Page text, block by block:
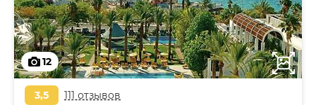
12
3,5 111 отзывов